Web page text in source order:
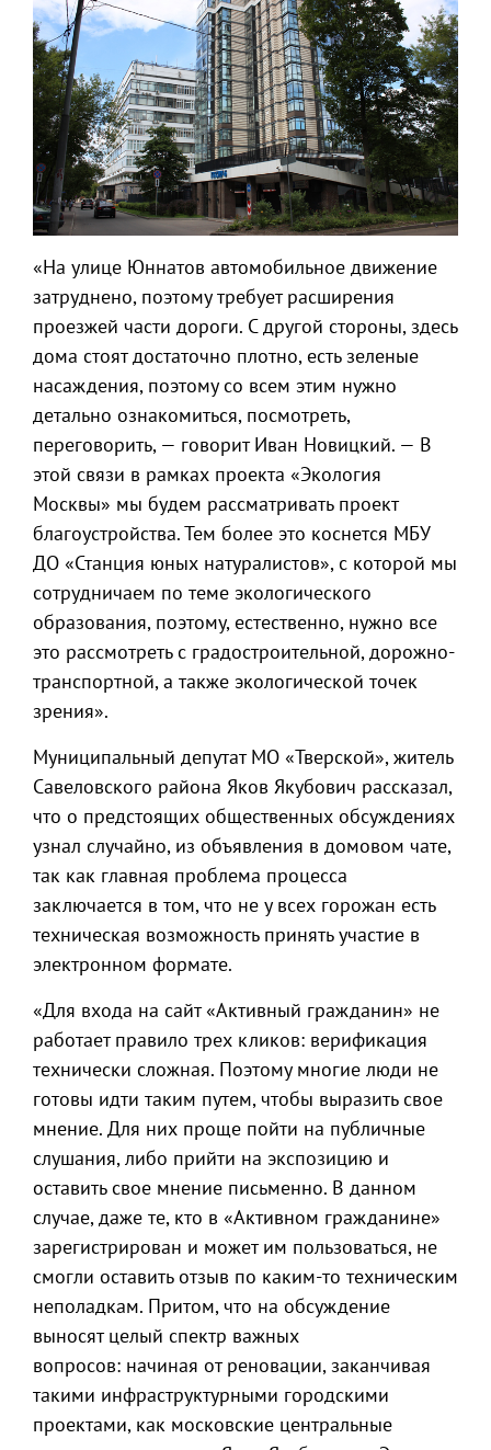
«На улице Юннатов автомобильное движение
затруднено, поэтому требует расширения
проезжей части дороги. С другой стороны, здесь
дома стоят достаточно плотно, есть зеленые
насаждения, поэтому со всем этим нужно
детально ознакомиться, посмотреть,
переговорить, — говорит Иван Новицкий. — В
этой связи в рамках проекта «Экология
Москвы» мы будем рассматривать проект
благоустройства. Тем более это коснется МБУ
ДО «Станция юных натуралистов», с которой мы
сотрудничаем по теме экологического
образования, поэтому, естественно, нужно все
это рассмотреть с градостроительной, дорожно-
транспортной, а также экологической точек
зрения».
Муниципальный депутат МО «Тверской», житель
Савеловского района Яков Якубович рассказал,
что о предстоящих общественных обсуждениях
узнал случайно, из объявления в домовом чате,
так как главная проблема процесса
заключается в том, что не у всех горожан есть
техническая возможность принять участие в
электронном формате.
«Для входа на сайт «Активный гражданин» не
работает правило трех кликов: верификация
технически сложная. Поэтому многие люди не
готовы идти таким путем, чтобы выразить свое
мнение. Для них проще пойти на публичные
слушания, либо прийти на экспозицию и
оставить свое мнение письменно. В данном
случае, даже те, кто в «Активном гражданине»
зарегистрирован и может им пользоваться, не
смогли оставить отзыв по каким-то техническим
неполадкам. Притом, что на обсуждение
выносят целый спектр важных
вопросов: начиная от реновации, заканчивая
такими инфраструктурными городскими
проектами, как московские центральные